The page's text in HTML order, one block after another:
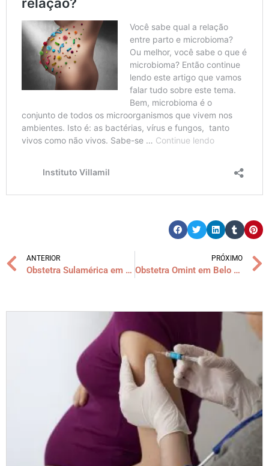
ANTERIOR
Obstetra Sulamérica em Belo Horizonte
PRÓXIMO
Obstetra Omint em Belo Horizonte